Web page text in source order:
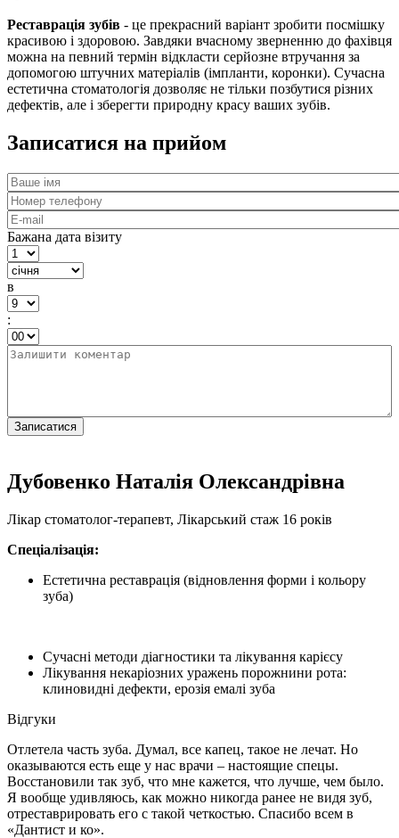
Реставрація зубів - це прекрасний варіант зробити посмішку
красивою і здоровою. Завдяки вчасному зверненню до фахівця
можна на певний термін відкласти серйозне втручання за
допомогою штучних матеріалів (імпланти, коронки). Сучасна
естетична стоматологія дозволяє не тільки позбутися різних
дефектів, але і зберегти природну красу ваших зубів.
Записатися на прийом
Бажана дата візиту
в
:
Дубовенко Наталія Олександрівна
Лікар стоматолог-терапевт, Лікарський стаж 16 років
Спеціалізація:
Естетична реставрація (відновлення форми і кольору
зуба)
Сучасні методи діагностики та лікування карієсу
Лікування некаріозних уражень порожнини рота:
клиновидні дефекти, ерозія емалі зуба
Відгуки
Отлетела часть зуба. Думал, все капец, такое не лечат. Но
оказываются есть еще у нас врачи – настоящие спецы.
Восстановили так зуб, что мне кажется, что лучше, чем было.
Я вообще удивляюсь, как можно никогда ранее не видя зуб,
отреставрировать его с такой четкостью. Спасибо всем в
«Дантист и ко».